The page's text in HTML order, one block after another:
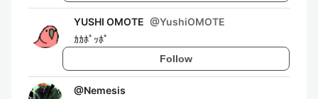
YUSHI OMOTE @YushiOMOTE
ｶｶﾎﾟｯﾎﾟ
Follow
@Nemesis